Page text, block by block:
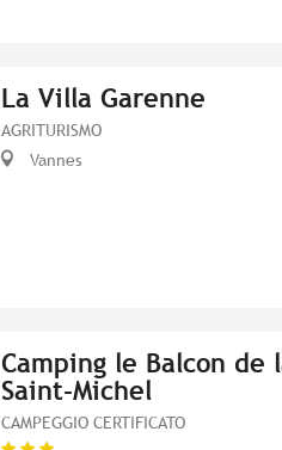
La Villa Garenne
AGRITURISMO
Vannes
Camping le Balcon de
Saint-Michel
CAMPEGGIO CERTIFICATO